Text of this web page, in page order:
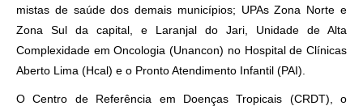
mistas de saúde dos demais municípios; UPAs Zona Norte e
Zona Sul da capital, e Laranjal do Jari, Unidade de Alta
Complexidade em Oncologia (Unancon) no Hospital de Clínicas
Aberto Lima (Hcal) e o Pronto Atendimento Infantil (PAI).
O Centro de Referência em Doenças Tropicais (CRDT), o